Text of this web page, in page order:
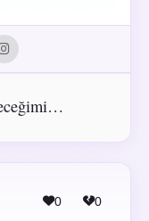
0 0